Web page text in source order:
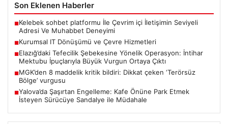
Son Eklenen Haberler
■Kelebek sohbet platformu İle Çevrim içi İletişimin Seviyeli
Adresi Ve Muhabbet Deneyimi
■Kurumsal IT Dönüşümü ve Çevre Hizmetleri
■Elazığ’daki Tefecilik Şebekesine Yönelik Operasyon: İntihar
Mektubu İpuçlarıyla Büyük Vurgun Ortaya Çıktı
■MGK’den 8 maddelik kritik bildiri: Dikkat çeken ‘Terörsüz
Bölge’ vurgusu
■Yalova’da Şaşırtan Engelleme: Kafe Önüne Park Etmek
İsteyen Sürücüye Sandalye ile Müdahale